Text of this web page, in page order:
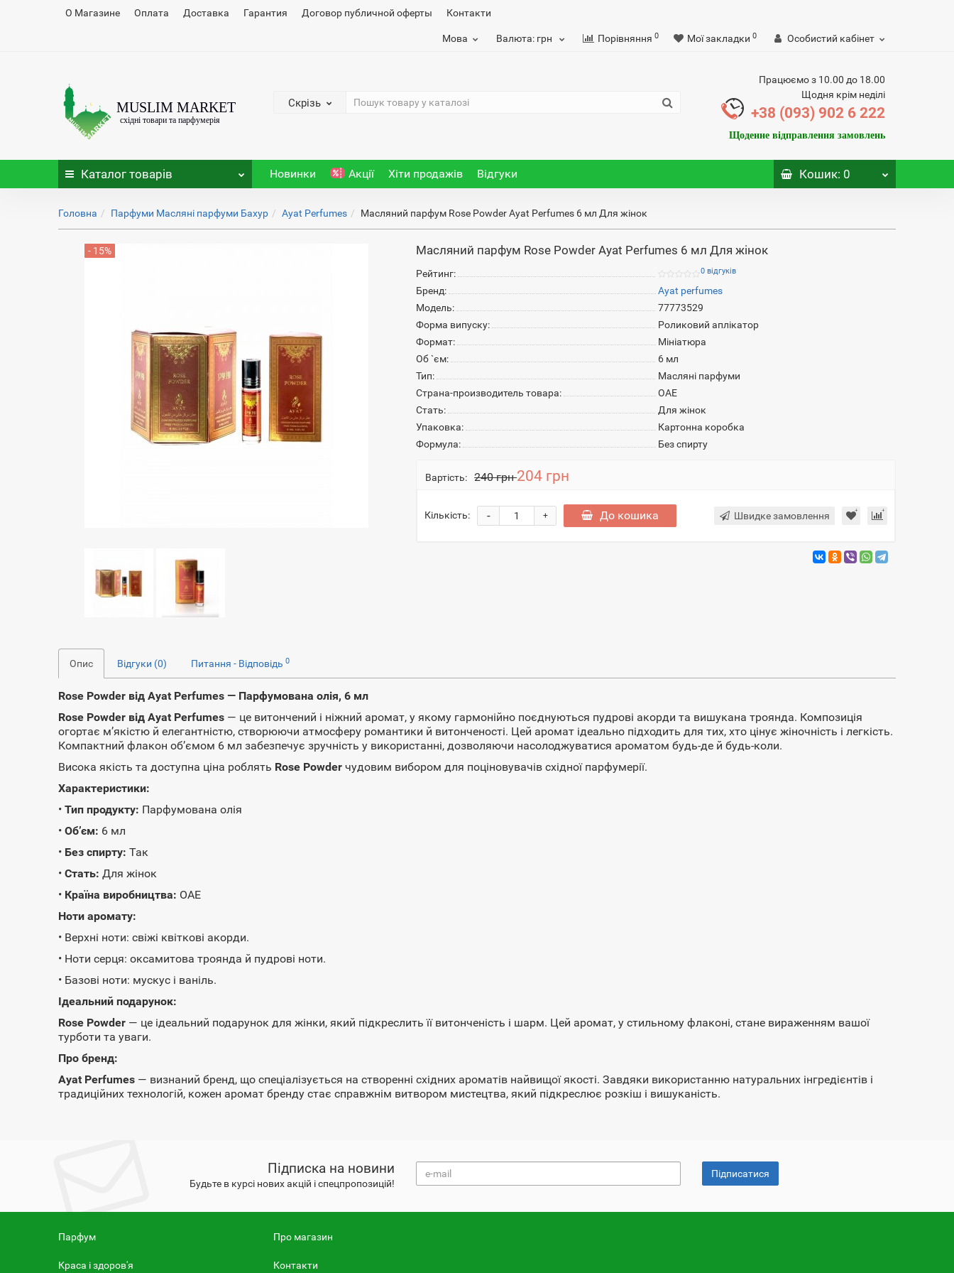
О Магазине Оплата Доставка Гарантия Договор публичной оферты Контакти
Мова Валюта: грн Порівняння 0 Мої закладки 0 Особистий кабінет
Скрізь
Працюємо з 10.00 до 18.00
Щодня крім неділі
+38 (093) 902 6 222
Щоденне відправлення замовлень
Каталог товарів Новинки Акції Хіти продажів Відгуки Кошик: 0
Головна Парфуми Масляні парфуми Бахур Ayat Perfumes Масляний парфум Rose Powder Ayat Perfumes 6 мл Для жінок
- 15% Масляний парфум Rose Powder Ayat Perfumes 6 мл Для жінок
Рейтинг: 0 відгуків
Бренд:
Ayat perfumes
Модель:
77773529
Форма випуску:
Роликовий аплікатор
Формат:
Мініатюра
Об `єм:
6 мл
Тип:
Масляні парфуми
Страна-производитель товара:
ОАЕ
Стать:
Для жінок
Упаковка:
Картонна коробка
Формула:
Без спирту
Вартість: 240 грн204 грн
Кількість: +
- До кошика Швидке замовлення
Опис Відгуки (0) Питання - Відповідь0
Rose Powder від Ayat Perfumes — Парфумована олія, 6 мл
Rose Powder від Ayat Perfumes — це витончений і ніжний аромат, у якому гармонійно поєднуються пудрові акорди та вишукана троянда. Композиція
огортає м’якістю й елегантністю, створюючи атмосферу романтики й витонченості. Цей аромат ідеально підходить для тих, хто цінує жіночність і легкість.
Компактний флакон об’ємом 6 мл забезпечує зручність у використанні, дозволяючи насолоджуватися ароматом будь-де й будь-коли.
Висока якість та доступна ціна роблять Rose Powder чудовим вибором для поціновувачів східної парфумерії.
Характеристики:
•Тип продукту: Парфумована олія
•Об’єм: 6 мл
• Без спирту: Так
•Стать: Для жінок
• Країна виробництва: ОАЕ
Ноти аромату:
• Верхні ноти: свіжі квіткові акорди.
• Ноти серця: оксамитова троянда й пудрові ноти.
• Базові ноти: мускус і ваніль.
Ідеальний подарунок:
Rose Powder — це ідеальний подарунок для жінки, який підкреслить її витонченість і шарм. Цей аромат, у стильному флаконі, стане вираженням вашої
турботи та уваги.
Про бренд:
Ayat Perfumes — визнаний бренд, що спеціалізується на створенні східних ароматів найвищої якості. Завдяки використанню натуральних інгредієнтів і
традиційних технологій, кожен аромат бренду стає справжнім витвором мистецтва, який підкреслює розкіш і вишуканість.
Підписка на новини
Будьте в курсі нових акцій і спецпропозицій!
Підписатися
Парфум
Краса і здоров'я
Про магазин
Контакти